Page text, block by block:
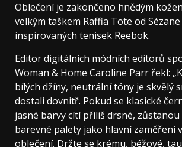
Oblečení je zakončeno hnědým
velkým taškem Raffia Tote od
inspirovaných tenisek Reebok.
Editor digitálních módních editorů
Woman & Home Caroline Parr řekl:
bílých džíny, neutrální tóny je skvělý
dostali dovnitř. Pokud se klasické
jasné barvy cítí příliš drsné, zůstanou
barevné palety jako hlavní zaměření
oblečení. Držte se krému, béžové,